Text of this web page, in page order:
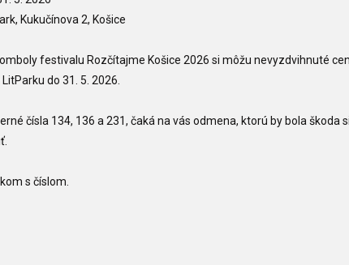
Kukučínova 2, Košice
festivalu Rozčítajme Košice 2026 si môžu nevyzdvihnuté
do 31. 5. 2026.
čísla 134, 136 a 231, čaká na vás odmena, ktorú by bola škoda
s číslom.